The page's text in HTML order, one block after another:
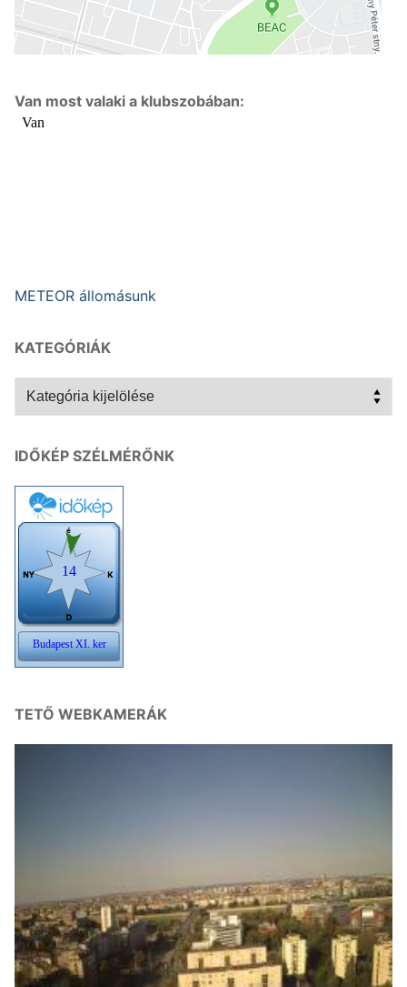
Van most valaki a klubszobában:
METEOR állomásunk
KATEGÓRIÁK
Kategóriák
IDŐKÉP SZÉLMÉRŐNK
TETŐ WEBKAMERÁK